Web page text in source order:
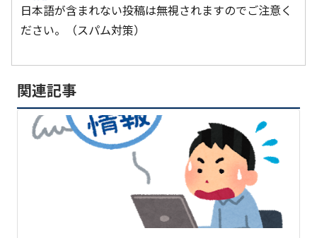
日本語が含まれない投稿は無視されますのでご注意く
ださい。（スパム対策）
関連記事